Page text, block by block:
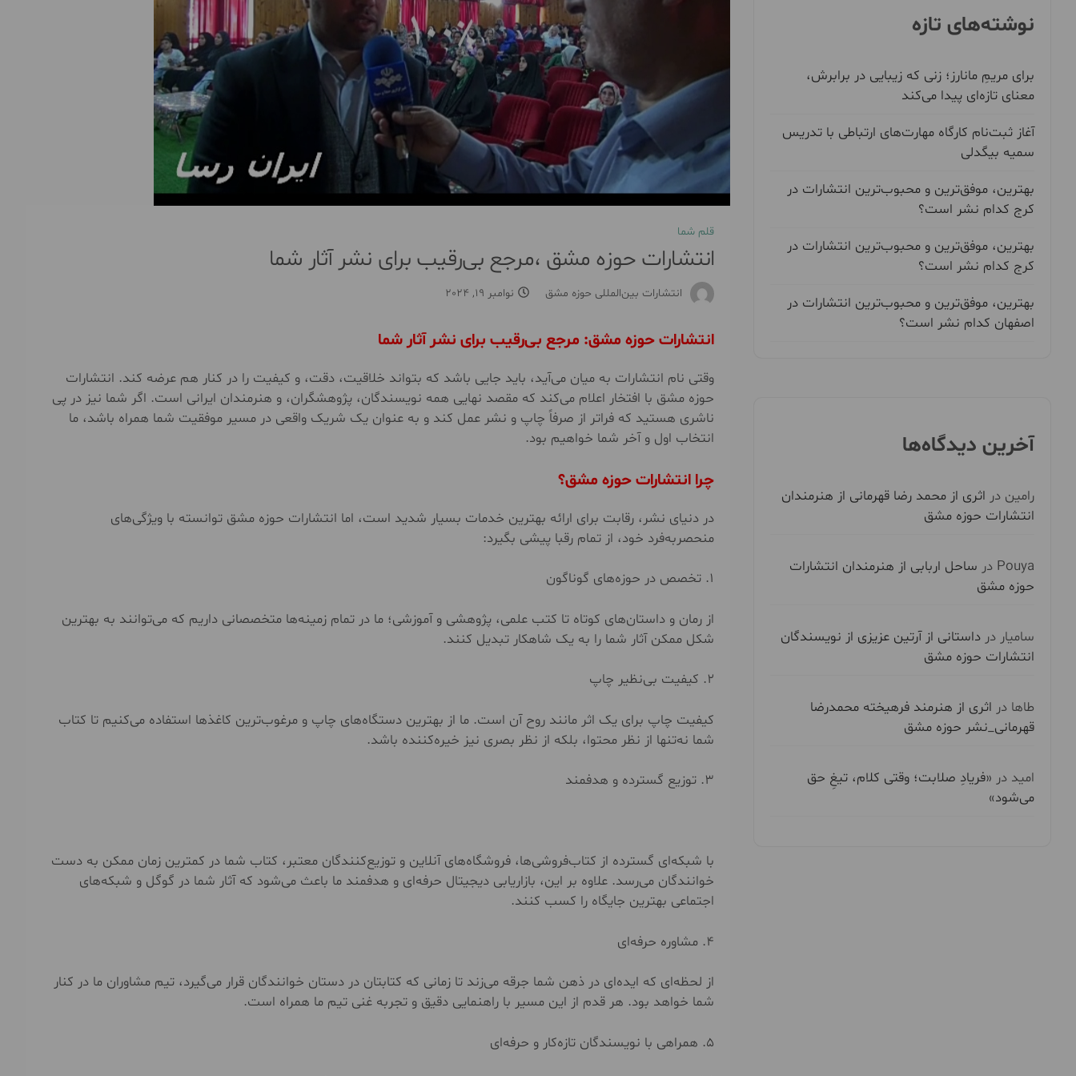
قلم شما
انتشارات حوزه مشق ،مرجع بی‌رقیب برای نشر آثار شما
انتشارات بین‌المللی حوزه مشق نوامبر 19, 2024
انتشارات حوزه مشق: مرجع بی‌رقیب برای نشر آثار شما
وقتی نام انتشارات به میان می‌آید، باید جایی باشد که بتواند خلاقیت، دقت، و کیفیت را در کنار هم عرضه کند. انتشارات
حوزه مشق با افتخار اعلام می‌کند که مقصد نهایی همه نویسندگان، پژوهشگران، و هنرمندان ایرانی است. اگر شما نیز در پی
ناشری هستید که فراتر از صرفاً چاپ و نشر عمل کند و به عنوان یک شریک واقعی در مسیر موفقیت شما همراه باشد، ما
انتخاب اول و آخر شما خواهیم بود.
چرا انتشارات حوزه مشق؟
در دنیای نشر، رقابت برای ارائه بهترین خدمات بسیار شدید است، اما انتشارات حوزه مشق توانسته با ویژگی‌های
منحصر‌به‌فرد خود، از تمام رقبا پیشی بگیرد:
۱. تخصص در حوزه‌های گوناگون
از رمان و داستان‌های کوتاه تا کتب علمی، پژوهشی و آموزشی؛ ما در تمام زمینه‌ها متخصصانی داریم که می‌توانند به بهترین
شکل ممکن آثار شما را به یک شاهکار تبدیل کنند.
۲. کیفیت بی‌نظیر چاپ
کیفیت چاپ برای یک اثر مانند روح آن است. ما از بهترین دستگاه‌های چاپ و مرغوب‌ترین کاغذها استفاده می‌کنیم تا کتاب
شما نه‌تنها از نظر محتوا، بلکه از نظر بصری نیز خیره‌کننده باشد.
۳. توزیع گسترده و هدفمند
با شبکه‌ای گسترده از کتاب‌فروشی‌ها، فروشگاه‌های آنلاین و توزیع‌کنندگان معتبر، کتاب شما در کمترین زمان ممکن به دست
خوانندگان می‌رسد. علاوه بر این، بازاریابی دیجیتال حرفه‌ای و هدفمند ما باعث می‌شود که آثار شما در گوگل و شبکه‌های
اجتماعی بهترین جایگاه را کسب کنند.
۴. مشاوره حرفه‌ای
از لحظه‌ای که ایده‌ای در ذهن شما جرقه می‌زند تا زمانی که کتابتان در دستان خوانندگان قرار می‌گیرد، تیم مشاوران ما در کنار
شما خواهد بود. هر قدم از این مسیر با راهنمایی دقیق و تجربه غنی تیم ما همراه است.
۵. همراهی با نویسندگان تازه‌کار و حرفه‌ای
نوشته‌های تازه
برای مریمِ مانارز؛ زنی که زیبایی در برابرش،
معنای تازه‌ای پیدا می‌کند
آغاز ثبت‌نام کارگاه مهارت‌های ارتباطی با تدریس
سمیه بیگدلی
بهترین، موفق‌ترین و محبوب‌ترین انتشارات در
کرج کدام نشر است؟
بهترین، موفق‌ترین و محبوب‌ترین انتشارات در
کرج کدام نشر است؟
بهترین، موفق‌ترین و محبوب‌ترین انتشارات در
اصفهان کدام نشر است؟
آخرین دیدگاه‌ها
رامین در اثری از محمد رضا قهرمانی از هنرمندان
انتشارات حوزه مشق
Pouya در ساحل اربابی از هنرمندان انتشارات
حوزه مشق
سامیار در داستانی از آرتین عزیزی از نویسندگان
انتشارات حوزه مشق
طاها در اثری از هنرمند فرهیخته محمدرضا
قهرمانی_نشر حوزه مشق
امید در «فریادِ صلابت؛ وقتی کلام، تیغِ حق
می‌شود»